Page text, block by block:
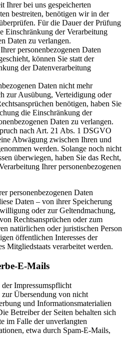
Ihrer bei uns gespeicherten
bestreiten, benötigen wir in der
Für die Dauer der Prüfung
Einschränkung der Verarbeitung
Daten zu verlangen.
personenbezogenen Daten
können Sie statt der
der Datenverarbeitung
Daten nicht mehr
zur Ausübung, Verteidigung oder
benötigen, haben Sie
die Einschränkung der
Daten zu verlangen.
nach Art. 21 Abs. 1 DSGVO
Abwägung zwischen Ihren und
werden. Solange noch nicht
überwiegen, haben Sie das Recht,
Ihrer personenbezogenen
personenbezogenen Daten
Daten – von ihrer Speicherung
oder zur Geltendmachung,
Rechtsansprüchen oder zum
natürlichen oder juristischen Person
öffentlichen Interesses der
Mitgliedstaats verarbeitet werden.
E-Mails
Impressumspflicht
Übersendung von nicht
und Informationsmaterialien
Betreiber der Seiten behalten sich
im Falle der unverlangten
etwa durch Spam-E-Mails,